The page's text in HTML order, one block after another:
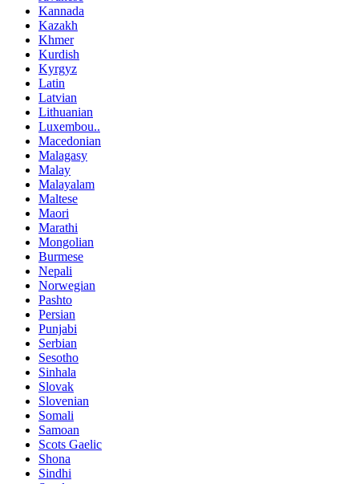
Kannada
Kazakh
Khmer
Kurdish
Kyrgyz
Latin
Latvian
Lithuanian
Luxembou..
Macedonian
Malagasy
Malay
Malayalam
Maltese
Maori
Marathi
Mongolian
Burmese
Nepali
Norwegian
Pashto
Persian
Punjabi
Serbian
Sesotho
Sinhala
Slovak
Slovenian
Somali
Samoan
Scots Gaelic
Shona
Sindhi